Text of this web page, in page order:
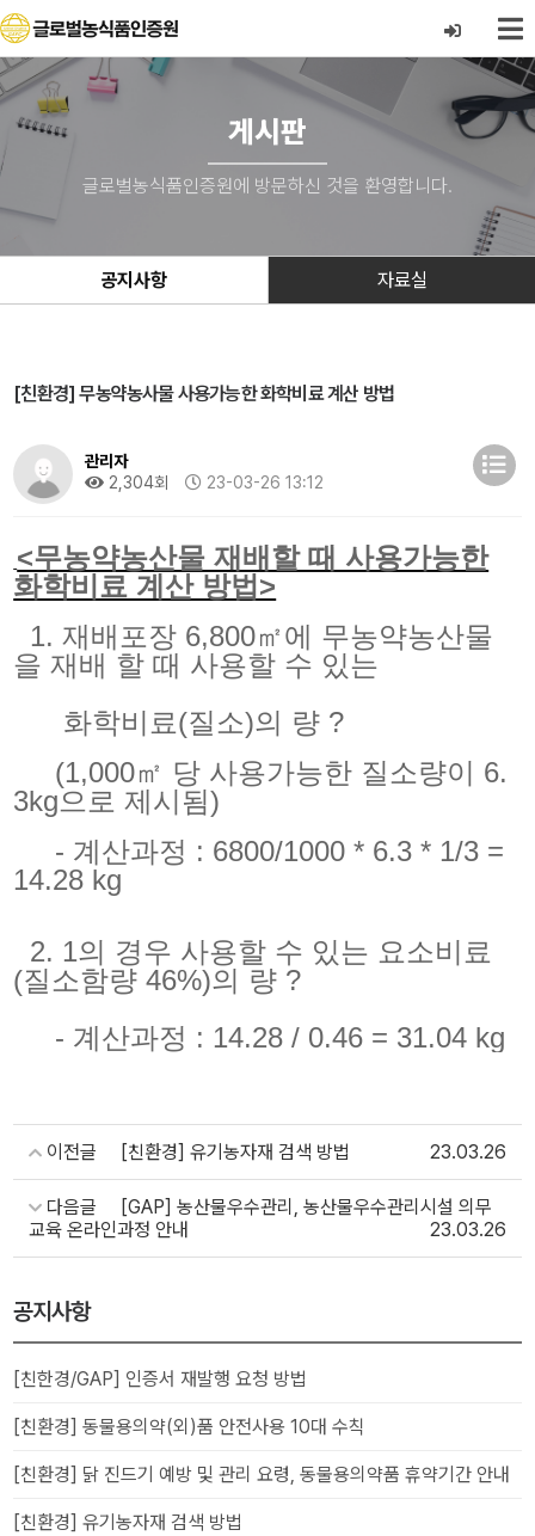
게시판
글로벌농식품인증원에 방문하신 것을 환영합니다.
공지사항 자료실
공지사항
[친한경/GAP] 인증서 재발행 요청 방법
[친환경] 동물용의약(외)품 안전사용 10대 수칙
[친환경] 닭 진드기 예방 및 관리 요령, 동물용의약품 휴약기간 안내
[친환경] 유기농자재 검색 방법
[친환경] 무농약농사물 사용가능한 화학비료 계산 방법
관리자
2,304회
23-03-26 13:12
<무농약농산물 재배할 때 사용가능한
화학비료 계산 방법>
1. 재배포장 6,800㎡에 무농약농산물
을 재배 할 때 사용할 수 있는
화학비료(질소)의 량 ?
(1,000㎡ 당 사용가능한 질소량이 6.
3kg으로 제시됨)
- 계산과정 : 6800/1000 * 6.3 * 1/3 =
14.28 kg
2. 1의 경우 사용할 수 있는 요소비료
(질소함량 46%)의 량 ?
- 계산과정 : 14.28 / 0.46 = 31.04 kg
이전글 [친환경] 유기농자재 검색 방법 23.03.26
다음글
[GAP] 농산물우수관리, 농산물우수관리시설 의무
교육 온라인과정 안내
23.03.26